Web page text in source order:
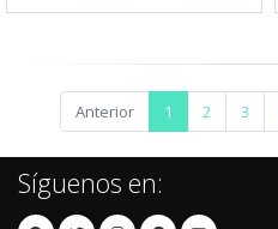
Anterior 1 2 3
Síguenos en: